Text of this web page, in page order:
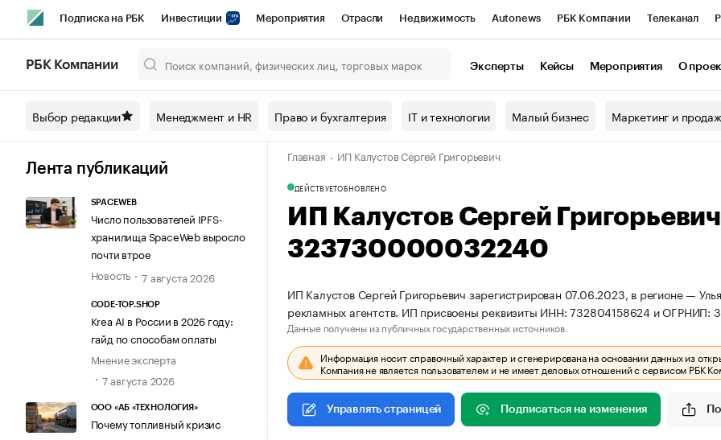
Подписка на РБК Инвестиции Мероприятия Отрасли Недвижимость Autonews РБК Компании Телеканал
Спецпроекты СПб Конференции СПб Спецпроекты Проверка контрагентов
Технологии и медиа Рынок наличной валюты
РБК Компании Эксперты Кейсы Мероприятия О
Выбор редакции Менеджмент и HR Право и бухгалтерия IT и технологии Малый бизнес Маркетинг и
Лента публикаций
SPACEWEB
Число пользователей IPFS-
хранилища SpaceWeb выросло
почти втрое
Новость
7 августа 2026
CODE-TOP.SHOP
Krea AI в России в 2026 году:
гайд по способам оплаты
Мнение эксперта
7 августа 2026
ООО «АБ «ТЕХНОЛОГИЯ»
Почему топливный кризис
Главная ИП Калустов Сергей Григорьевич
ДЕЙСТВУЕТОБНОВЛЕНО
ИП Калустов Сергей
323730000032240
ИП Калустов Сергей Григорьевич зарегистрирован 07.06.2023, в регионе —
рекламных агентств. ИП присвоены реквизиты ИНН: 732804158624 и
Данные получены из публичных государственных источников.
Информация носит справочный характер и сгенерирована на основании данных из
Компания не является пользователем и не имеет деловых отношений с сервисом РБК
Управлять страницей Подписаться на изменения